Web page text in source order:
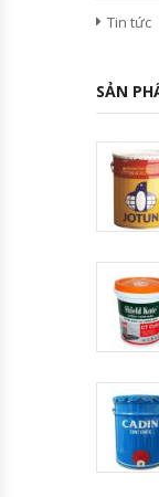
Tin tức
SẢN